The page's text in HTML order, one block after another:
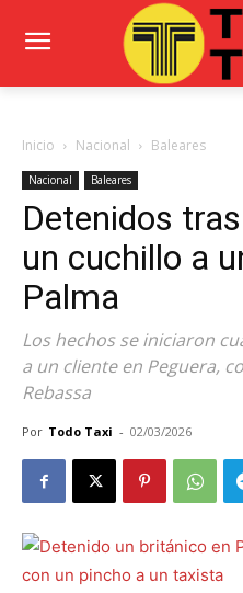
Inicio Nacional Baleares
Nacional Baleares
Detenidos
un cuchillo a
Palma
Los hechos se iniciaron
a un cliente en Peguera,
Rebassa
Por Todo Taxi - 02/03/2026